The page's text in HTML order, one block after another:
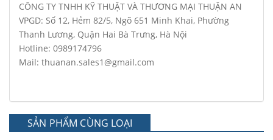
CÔNG TY TNHH KỸ THUẬT VÀ THƯƠNG MẠI THUẬN AN
VPGD: Số 12, Hẻm 82/5, Ngõ 651 Minh Khai, Phường
Thanh Lương, Quận Hai Bà Trưng, Hà Nội
Hotline: 0989174796
Mail: thuanan.sales1@gmail.com
SẢN PHẨM CÙNG LOẠI